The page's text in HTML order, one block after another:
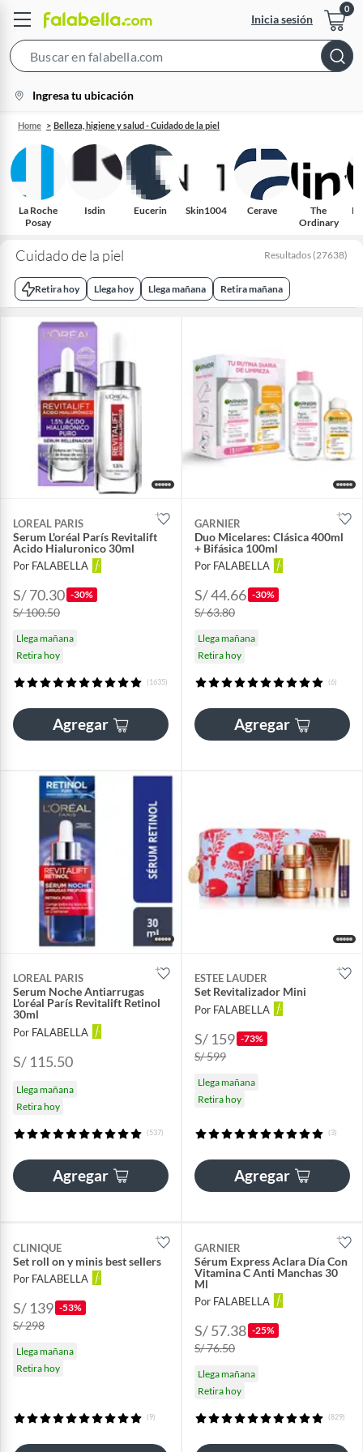
Inicia sesión
Bar
location-
icon
Ingresa tu ubicación
Home Belleza, higiene y salud - Cuidado de la piel
La Roche
Posay
Isdin Eucerin Skin1004 Cerave
The
Ordinary
Cuidado de la piel Resultados (27638)
Retira hoy Llega hoy Llega mañana Retira mañana
LOREAL PARIS
Serum L'oréal París Revitalift
Acido Hialuronico 30ml
Por FALABELLA
S/ 70.30 -30%
S/ 100.50
Llega mañana
Retira hoy
(1635)
Agregar
GARNIER
Duo Micelares: Clásica 400ml
+ Bifásica 100ml
Por FALABELLA
S/ 44.66 -30%
S/ 63.80
Llega mañana
Retira hoy
(6)
Agregar
LOREAL PARIS
Serum Noche Antiarrugas
L'oréal París Revitalift Retinol
30ml
Por FALABELLA
S/ 115.50
Llega mañana
Retira hoy
(537)
Agregar
ESTEE LAUDER
Set Revitalizador Mini
Por FALABELLA
S/ 159 -73%
S/ 599
Llega mañana
Retira hoy
(3)
Agregar
CLINIQUE
Set roll on y minis best sellers
Por FALABELLA
S/ 139 -53%
S/ 298
Llega mañana
Retira hoy
(9)
GARNIER
Sérum Express Aclara Día Con
Vitamina C Anti Manchas 30
Ml
Por FALABELLA
S/ 57.38 -25%
S/ 76.50
Llega mañana
Retira hoy
(829)